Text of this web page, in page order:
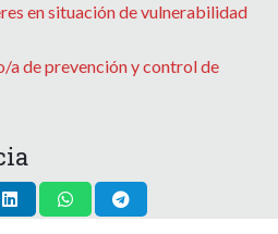
en situación de vulnerabilidad
de prevención y control de